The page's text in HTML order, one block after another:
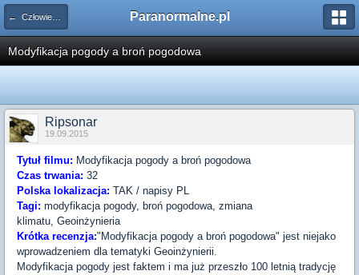
← Człowiek i Planeta Paranormalne.pl
Modyfikacja pogody a broń pogodowa
Ripsonar
19.09.2015
Tytuł filmu: Modyfikacja pogody a broń pogodowa
Czas trwania: 32
Polska lokalizacja: TAK / napisy PL
Tagi: modyfikacja pogody, broń pogodowa, zmiana
klimatu, Geoinżynieria
Krótka recenzja:"Modyfikacja pogody a broń pogodowa" jest niejako
wprowadzeniem dla tematyki Geoinżynierii.
Modyfikacja pogody jest faktem i ma już przeszło 100 letnią tradycję